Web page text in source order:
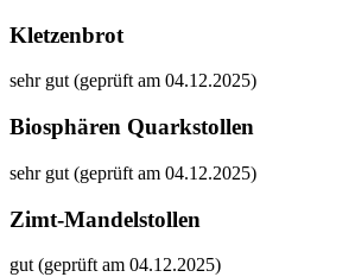
Kletzenbrot
sehr gut (geprüft am 04.12.2025)
Biosphären Quarkstollen
sehr gut (geprüft am 04.12.2025)
Zimt-Mandelstollen
gut (geprüft am 04.12.2025)